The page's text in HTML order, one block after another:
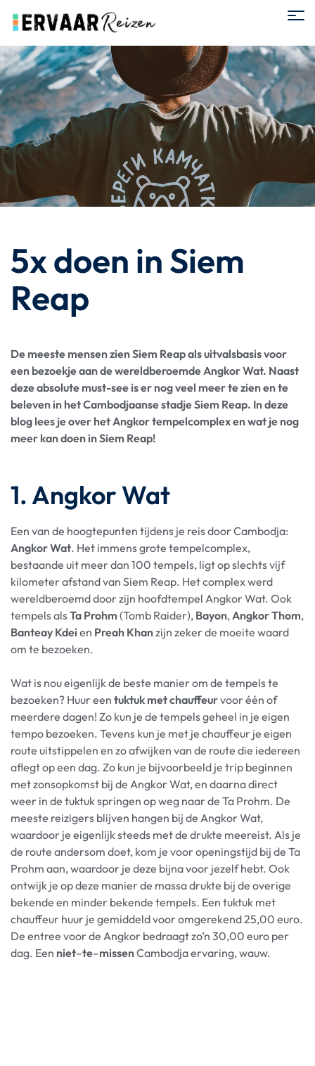
5x doen in Siem
Reap
De meeste mensen zien Siem Reap als uitvalsbasis voor
een bezoekje aan de wereldberoemde Angkor Wat. Naast
deze absolute must-see is er nog veel meer te zien en te
beleven in het Cambodjaanse stadje Siem Reap. In deze
blog lees je over het Angkor tempelcomplex en wat je nog
meer kan doen in Siem Reap!
1. Angkor Wat
Een van de hoogtepunten tijdens je reis door Cambodja:
Angkor Wat. Het immens grote tempelcomplex,
bestaande uit meer dan 100 tempels, ligt op slechts vijf
kilometer afstand van Siem Reap. Het complex werd
wereldberoemd door zijn hoofdtempel Angkor Wat. Ook
tempels alsTa Prohm (Tomb Raider), Bayon, Angkor Thom,
Banteay Kdei en Preah Khanzijn zeker de moeite waard
om te bezoeken.
Wat is nou eigenlijk de beste manier om de tempels te
bezoeken? Huur een tuktuk metchauffeurvoor één of
meerdere dagen! Zo kun je de tempels geheel in je eigen
tempo bezoeken. Tevens kun je met je chauffeur je eigen
route uitstippelen en zo afwijken van de route die iedereen
aflegt op een dag. Zo kun je bijvoorbeeld je trip beginnen
met zonsopkomst bij de Angkor Wat, en daarna direct
weer in de tuktuk springen op weg naar de Ta Prohm. De
meeste reizigers blijven hangen bij de Angkor Wat,
waardoor je eigenlijk steeds met de drukte meereist. Als je
de route andersom doet, kom je voor openingstijd bij de Ta
Prohm aan, waardoor je deze bijna voor jezelf hebt. Ook
ontwijk je op deze manier de massa drukte bij de overige
bekende en minder bekende tempels. Een tuktuk met
chauffeur huur je gemiddeld voor omgerekend 25,00 euro.
De entree voor de Angkor bedraagt zo’n 30,00 euro per
dag. Een niet–te–missenCambodja ervaring, wauw.